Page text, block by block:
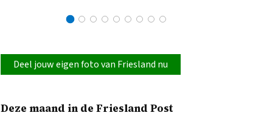
Deel jouw eigen foto van Friesland nu
Deze maand in de Friesland Post